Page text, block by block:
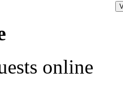
online